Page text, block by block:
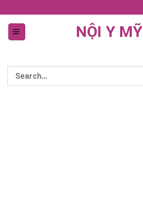
qua
dung
NỘI Y MỸ